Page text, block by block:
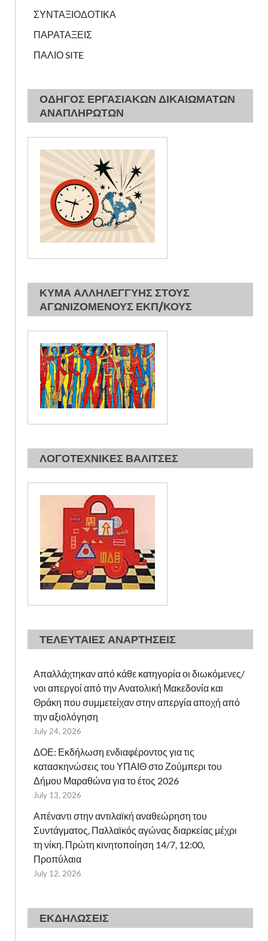
ΣΥΝΤΑΞΙΟΔΟΤΙΚΑ
ΠΑΡΑΤΑΞΕΙΣ
ΠΑΛΙΟ SITE
ΟΔΗΓΟΣ ΕΡΓΑΣΙΑΚΩΝ ΔΙΚΑΙΩΜΑΤΩΝ
ΑΝΑΠΛΗΡΩΤΩΝ
ΚΥΜΑ ΑΛΛΗΛΕΓΓΥΗΣ ΣΤΟΥΣ
ΑΓΩΝΙΖΟΜΕΝΟΥΣ ΕΚΠ/ΚΟΥΣ
ΛΟΓΟΤΕΧΝΙΚΕΣ ΒΑΛΙΤΣΕΣ
ΤΕΛΕΥΤΑΙΕΣ ΑΝΑΡΤΗΣΕΙΣ
Απαλλάχτηκαν από κάθε κατηγορία οι διωκόμενες/
νοι απεργοί από την Ανατολική Μακεδονία και
Θράκη που συμμετείχαν στην απεργία αποχή από
την αξιολόγηση
July 24, 2026
ΔΟΕ: Εκδήλωση ενδιαφέροντος για τις
κατασκηνώσεις του ΥΠΑΙΘ στο Ζούμπερι του
Δήμου Μαραθώνα για το έτος 2026
July 13, 2026
Απέναντι στην αντιλαϊκή αναθεώρηση του
Συντάγματος, Παλλαϊκός αγώνας διαρκείας μέχρι
τη νίκη. Πρώτη κινητοποίηση 14/7, 12:00,
Προπύλαια
July 12, 2026
ΕΚΔΗΛΩΣΕΙΣ